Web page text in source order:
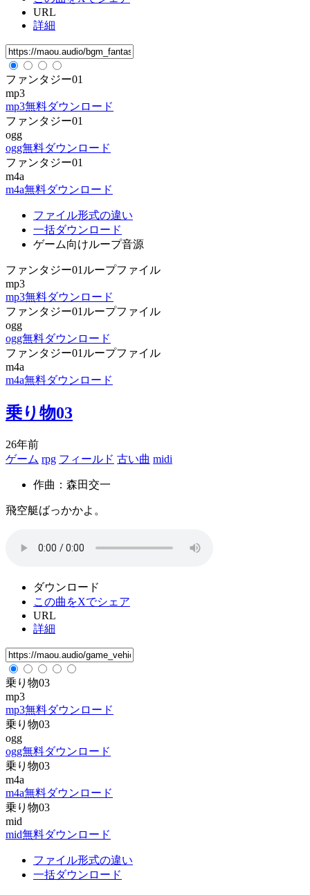
URL
詳細
ファンタジー01
mp3
mp3無料ダウンロード
ファンタジー01
ogg
ogg無料ダウンロード
ファンタジー01
m4a
m4a無料ダウンロード
ファイル形式の違い
一括ダウンロード
ゲーム向けループ音源
ファンタジー01ループファイル
mp3
mp3無料ダウンロード
ファンタジー01ループファイル
ogg
ogg無料ダウンロード
ファンタジー01ループファイル
m4a
m4a無料ダウンロード
乗り物03
26年前
ゲーム rpg フィールド 古い曲 midi
作曲：森田交一
飛空艇ばっかかよ。
ダウンロード
この曲をXでシェア
URL
詳細
乗り物03
mp3
mp3無料ダウンロード
乗り物03
ogg
ogg無料ダウンロード
乗り物03
m4a
m4a無料ダウンロード
乗り物03
mid
mid無料ダウンロード
ファイル形式の違い
一括ダウンロード